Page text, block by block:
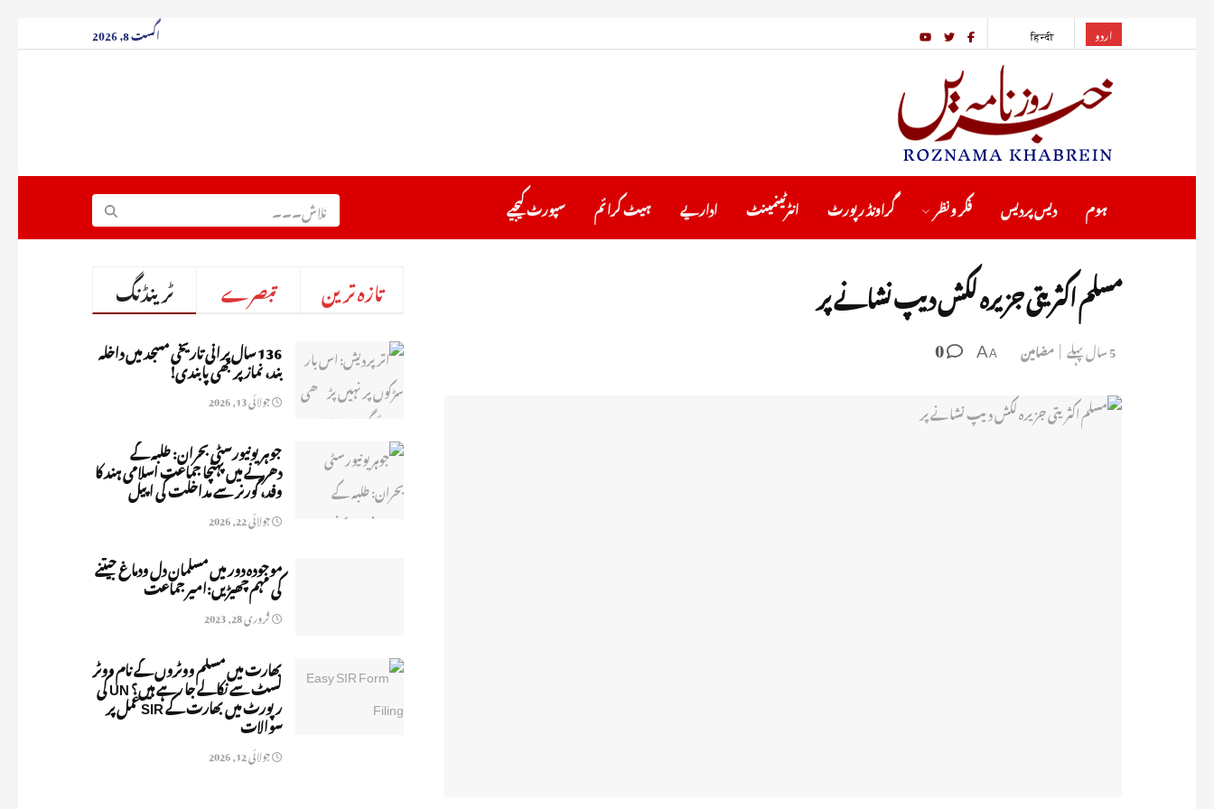
اردو हिन्दी اگست 8, 2026
ہوم دیس پردیس فکر ونظر گراونڈ رپورٹ انٹرٹینمینٹ اداریے ہیٹ کرا ئم سپورٹ کیجیے
مسلم اکثریتی جزیرہ لکش دیپ نشانے پر
5 سال پہلے مضامین A
A
ٹرینڈنگ تبصرے تازہ ترین
136 سال پرانی تاریخی مسجد میں داخلہ
بند، نماز پر بھی پابندی!
جولائی 13, 2026
جوہر یونیورسٹی بحران: طلبہ کے
دھرنے میں پہنچا جماعت اسلامی ہند کا
وفد، گورنر سے مداخلت کی اپیل
جولائی 22, 2026
موجودہ دور میں مسلمان دل ودماغ جیتنے
کی مہم چھیڑیں:امیر جماعت
فروری 28, 2023
بھارت میں مسلم ووٹروں کے نام ووٹر
لسٹ سے نکالے جا رہے ہیں؟ UN کی
رپورٹ میں بھارت کے SIR عمل پر
سوالات
جولائی 12, 2026